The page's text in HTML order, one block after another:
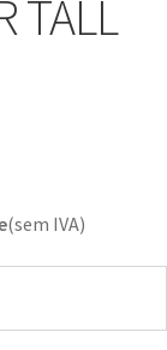
TALL
(sem IVA)